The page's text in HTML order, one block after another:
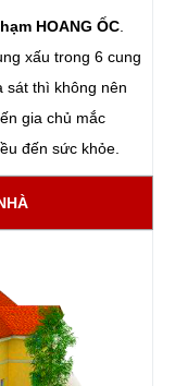
HOANG ỐC
xấu trong 6 cung
sát thì không nên
gia chủ mắc
đến sức khỏe.